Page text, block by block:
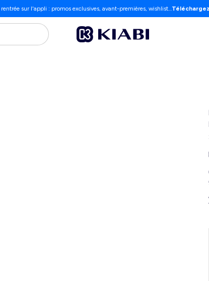
rentrée sur l'appli : promos exclusives, avant-premières, wishlist…